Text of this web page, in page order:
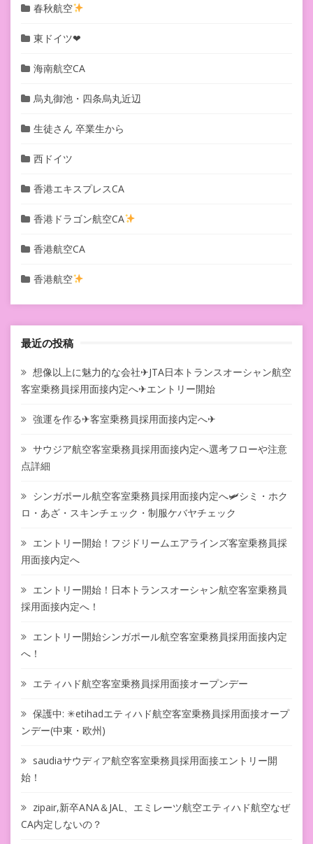
春秋航空
東ドイツ❤︎
海南航空CA
烏丸御池・四条烏丸近辺
生徒さん 卒業生から
西ドイツ
香港エキスプレスCA
香港ドラゴン航空CA
香港航空CA
香港航空
最近の投稿
想像以上に魅力的な会社✈JTA日本トランスオーシャン航空
客室乗務員採用面接内定へ✈エントリー開始
強運を作る✈客室乗務員採用面接内定へ✈
サウジア航空客室乗務員採用面接内定へ選考フローや注意
点詳細
シンガポール航空客室乗務員採用面接内定へ🛩シミ・ホク
ロ・あざ・スキンチェック・制服ケバヤチェック
エントリー開始！フジドリームエアラインズ客室乗務員採
用面接内定へ
エントリー開始！日本トランスオーシャン航空客室乗務員
採用面接内定へ！
エントリー開始シンガポール航空客室乗務員採用面接内定
へ！
エティハド航空客室乗務員採用面接オープンデー
保護中: ✳︎etihadエティハド航空客室乗務員採用面接オープ
ンデー(中東・欧州)
saudiaサウディア航空客室乗務員採用面接エントリー開
始！
zipair,新卒ANA＆JAL、エミレーツ航空エティハド航空なぜ
CA内定しないの？